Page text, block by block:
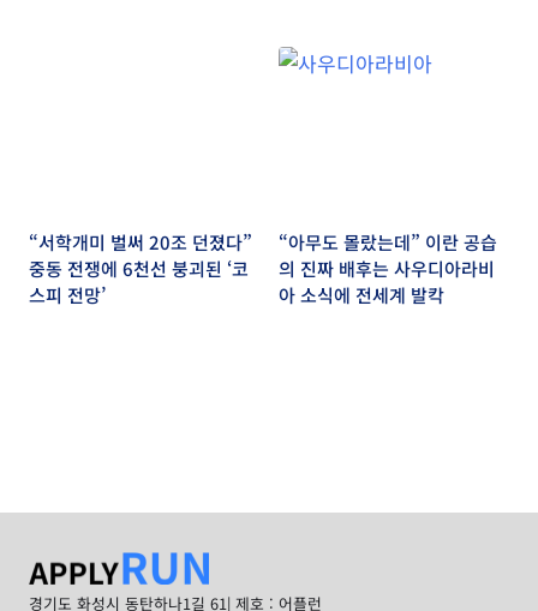
“서학개미 벌써 20조 던졌다”
중동 전쟁에 6천선 붕괴된 ‘코
스피 전망’
“아무도 몰랐는데” 이란 공습
의 진짜 배후는 사우디아라비
아 소식에 전세계 발칵
경기도 화성시 동탄하나1길 61| 제호 : 어플런